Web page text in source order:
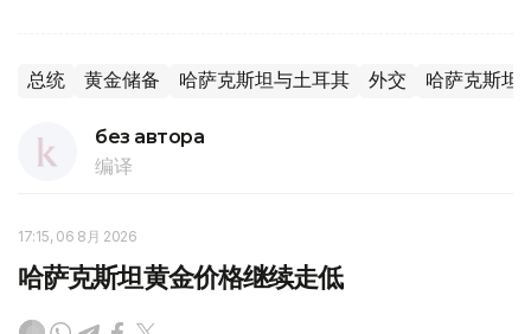
总统 黄金储备 哈萨克斯坦与土耳其 外交 哈萨克斯坦
без автора
编译
17:15, 06 8月 2026
哈萨克斯坦黄金价格继续走低